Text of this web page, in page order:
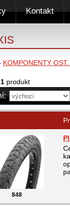
KOMPONENTY
1 produkt
848
Kontakt